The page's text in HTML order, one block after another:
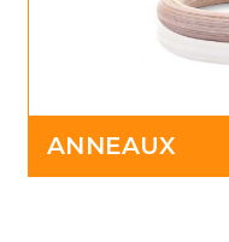
ANNEAUX